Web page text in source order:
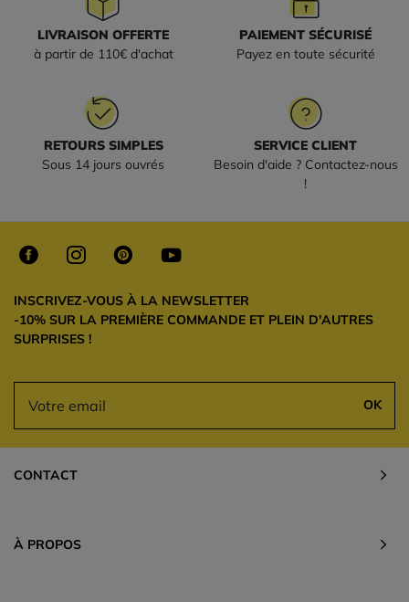
LIVRAISON OFFERTE
à partir de 110€ d'achat
PAIEMENT SÉCURISÉ
Payez en toute sécurité
RETOURS SIMPLES
Sous 14 jours ouvrés
SERVICE CLIENT
Besoin d'aide ? Contactez-nous
!
INSCRIVEZ-VOUS À LA NEWSLETTER
-10% SUR LA PREMIÈRE COMMANDE ET PLEIN D'AUTRES
SURPRISES !
OK
CONTACT
À PROPOS